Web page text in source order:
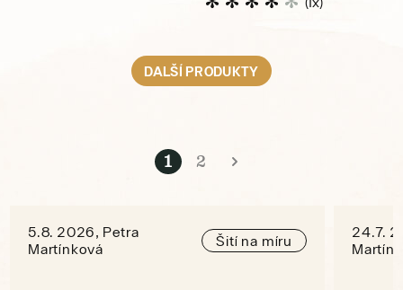
DALŠÍ PRODUKTY
1 2
5.8. 2026, Petra
Martínková
Šití na míru
24.7.